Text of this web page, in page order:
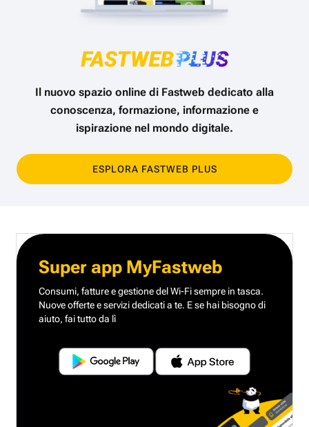
Il nuovo spazio online di Fastweb dedicato alla
conoscenza, formazione, informazione e
ispirazione nel mondo digitale.
ESPLORA FASTWEB PLUS
Super app MyFastweb
Consumi, fatture e gestione del Wi-Fi sempre in tasca.
Nuove offerte e servizi dedicati a te. E se hai bisogno di
aiuto, fai tutto da lì